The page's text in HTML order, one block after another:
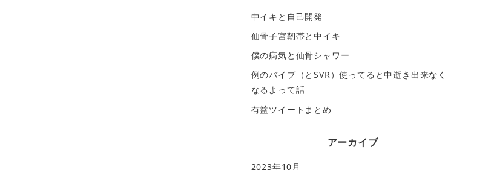
中イキと自己開発
仙骨子宮靭帯と中イキ
僕の病気と仙骨シャワー
例のバイブ（とSVR）使ってると中逝き出来なく
なるよって話
有益ツイートまとめ
アーカイブ
2023年10月